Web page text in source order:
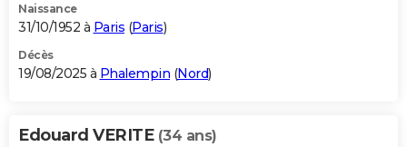
Naissance
31/10/1952 à Paris (Paris)
Décès
19/08/2025 à Phalempin (Nord)
Edouard VERITE (34 ans)